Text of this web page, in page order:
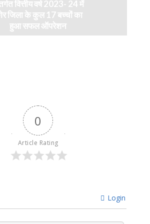
वित्तीय वर्ष 2023- 24 में
जिला के कुल 17 बच्चों का
हुआ सफल ऑपरेशन
0
Article Rating
Login